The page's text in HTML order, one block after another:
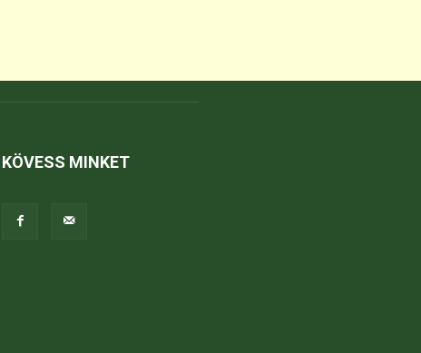
KÖVESS MINKET